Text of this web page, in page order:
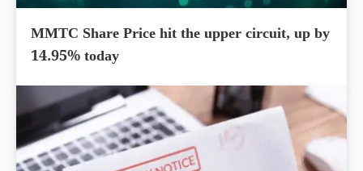
MMTC Share Price hit the upper circuit, up by
14.95% today